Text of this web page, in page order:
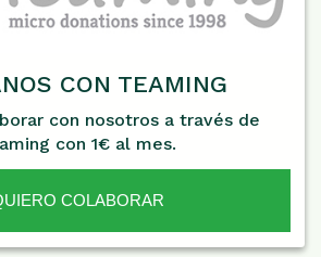
CON TEAMING
con nosotros a través de
con 1€ al mes.
COLABORAR